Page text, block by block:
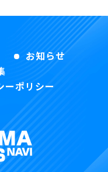
お知らせ
ーポリシー